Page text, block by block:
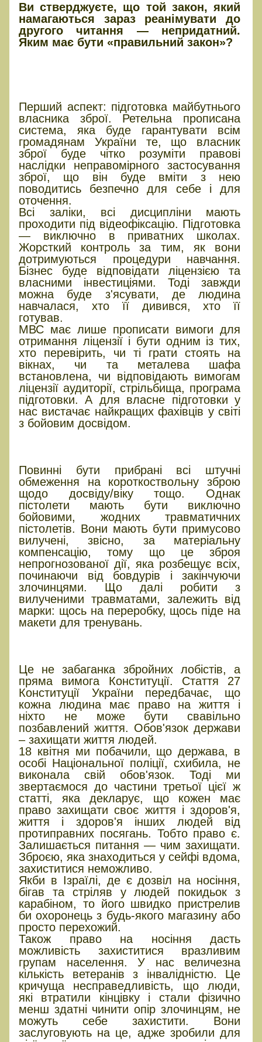
Ви стверджуєте, що той закон, який
намагаються зараз реанімувати до
другого читання — непридатний.
Яким має бути «правильний закон»?
Перший аспект: підготовка майбутнього
власника зброї. Ретельна прописана
система, яка буде гарантувати всім
громадянам України те, що власник
зброї буде чітко розуміти правові
наслідки неправомірного застосування
зброї, що він буде вміти з нею
поводитись безпечно для себе і для
оточення.
Всі заліки, всі дисципліни мають
проходити під відеофіксацію. Підготовка
— виключно в приватних школах.
Жорсткий контроль за тим, як вони
дотримуються процедури навчання.
Бізнес буде відповідати ліцензією та
власними інвестиціями. Тоді завжди
можна буде з'ясувати, де людина
навчалася, хто її дивився, хто її
готував.
МВС має лише прописати вимоги для
отримання ліцензії і бути одним із тих,
хто перевірить, чи ті грати стоять на
вікнах, чи та металева шафа
встановлена, чи відповідають вимогам
ліцензії аудиторії, стрільбища, програма
підготовки. А для власне підготовки у
нас вистачає найкращих фахівців у світі
з бойовим досвідом.
Повинні бути прибрані всі штучні
обмеження на короткоствольну зброю
щодо досвіду/віку тощо. Однак
пістолети мають бути виключно
бойовими, жодних травматичних
пістолетів. Вони мають бути примусово
вилучені, звісно, за матеріальну
компенсацію, тому що це зброя
непрогнозованої дії, яка розбещує всіх,
починаючи від бовдурів і закінчуючи
злочинцями. Що далі робити з
вилученими травматами, залежить від
марки: щось на переробку, щось піде на
макети для тренувань.
Це не забаганка збройних лобістів, а
пряма вимога Конституції. Стаття 27
Конституції України передбачає, що
кожна людина має право на життя і
ніхто не може бути свавільно
позбавлений життя. Обов'язок держави
– захищати життя людей.
18 квітня ми побачили, що держава, в
особі Національної поліції, схибила, не
виконала свій обов'язок. Тоді ми
звертаємося до частини третьої цієї ж
статті, яка декларує, що кожен має
право захищати своє життя і здоров'я,
життя і здоров'я інших людей від
протиправних посягань. Тобто право є.
Залишається питання — чим захищати.
Зброєю, яка знаходиться у сейфі вдома,
захиститися неможливо.
Якби в Ізраїлі, де є дозвіл на носіння,
бігав та стріляв у людей покидьок з
карабіном, то його швидко пристрелив
би охоронець з будь-якого магазину або
просто перехожий.
Також право на носіння дасть
можливість захиститися вразливим
групам населення. У нас величезна
кількість ветеранів з інвалідністю. Це
кричуща несправедливість, що люди,
які втратили кінцівку і стали фізично
менш здатні чинити опір злочинцям, не
можуть себе захистити. Вони
заслуговують на це, адже зробили для